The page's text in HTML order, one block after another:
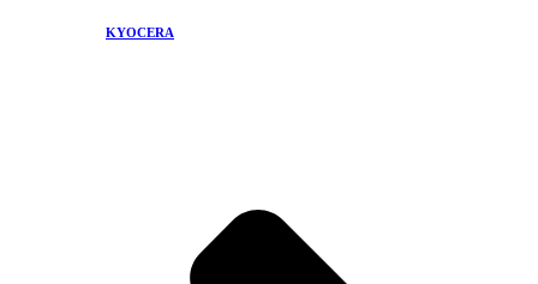
KYOCERA